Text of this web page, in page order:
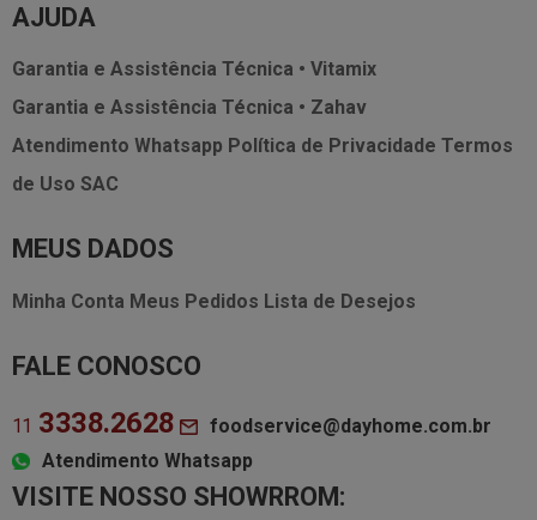
AJUDA
Garantia e Assistência Técnica • Vitamix
Garantia e Assistência Técnica • Zahav
Atendimento Whatsapp Política de Privacidade Termos
de Uso SAC
MEUS DADOS
Minha Conta Meus Pedidos Lista de Desejos
FALE CONOSCO
11 3338.2628
foodservice@dayhome.com.br
Atendimento Whatsapp
VISITE NOSSO SHOWRROM: